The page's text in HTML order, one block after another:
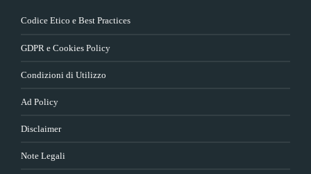
Codice Etico e Best Practices
GDPR e Cookies Policy
Condizioni di Utilizzo
Ad Policy
Disclaimer
Note Legali